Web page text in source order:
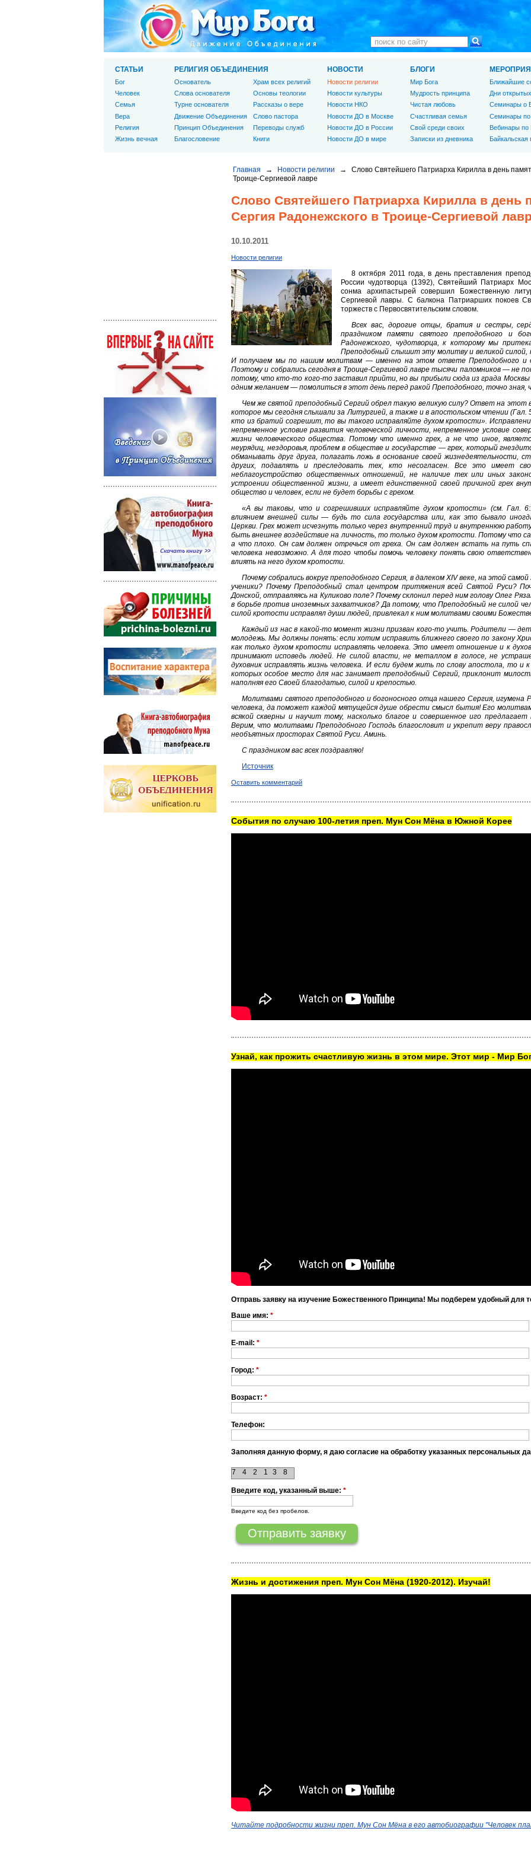
Главная → Новости религии →
Слово Святейшего Патриарха Кирилла в день
Троице-Сергиевой лавре
Слово Святейшего Патриарха Кирилла в день
Сергия Радонежского в Троице-Сергиевой
10.10.2011
Новости религии
8 октября 2011 года, в день преставления
России чудотворца (1392), Святейший Патриарх
сонма архипастырей совершил Божественную
Сергиевой лавры. С балкона Патриарших покоев
торжеств с Первосвятительским словом.
Всех вас, дорогие отцы, братия и сестры,
праздником памяти святого преподобного и
Радонежского, чудотворца, к которому мы
Преподобный слышит эту молитву и великой
И получаем мы по нашим молитвам — именно на этом ответе Преподобного и
Поэтому и собрались сегодня в Троице-Сергиевой лавре тысячи паломников — не
потому, что кто-то кого-то заставил прийти, но вы прибыли сюда из града Москвы
одним желанием — помолиться в этот день перед ракой Преподобного, точно
Чем же святой преподобный Сергий обрел такую великую силу? Ответ на этот
которое мы сегодня слышали за Литургией, а также и в апостольском чтении (Гал.
кто из братий согрешит, то вы такого исправляйте духом кротости».
непременное условие развития человеческой личности, непременное условие
жизни человеческого общества. Потому что именно грех, а не что иное,
неурядиц, нездоровья, проблем в обществе и государстве — грех, который
обманывать друг друга, полагать ложь в основание своей жизнедеятельности,
других, подавлять и преследовать тех, кто несогласен. Все это имеет
неблагоустройство общественных отношений, не наличие тех или иных
устроении общественной жизни, а имеет единственной своей причиной грех
общество и человек, если не будет борьбы с грехом.
«А вы таковы, что и согрешивших исправляйте духом кротости» (см. Гал.
влиянием внешней силы — будь то сила государства или, как это бывало
Церкви. Грех может исчезнуть только через внутренний труд и внутреннюю
быть внешнее воздействие на личность, то только духом кротости. Потому что
а что плохо. Он сам должен отречься от греха. Он сам должен встать на путь
человека невозможно. А для того чтобы помочь человеку понять свою
влиять на него духом кротости.
Почему собрались вокруг преподобного Сергия, в далеком XIV веке, на этой
ученики? Почему Преподобный стал центром притяжения всей Святой Руси?
Донской, отправляясь на Куликово поле? Почему склонил перед ним голову Олег
в борьбе против иноземных захватчиков? Да потому, что Преподобный не силой
силой кротости исправлял души людей, привлекал к ним молитвами своими
Каждый из нас в какой-то момент жизни призван кого-то учить. Родители —
молодежь. Мы должны понять: если хотим исправить ближнего своего по закону
как только духом кротости исправлять человека. Это имеет отношение и к
принимают исповедь людей. Не силой власти, не металлом в голосе, не
духовник исправлять жизнь человека. И если будем жить по слову апостола, то и
которых особое место для нас занимает преподобный Сергий, приклонит
наполняя его Своей благодатью, силой и крепостью.
Молитвами святого преподобного и богоносного отца нашего Сергия, игумена
человека, да поможет каждой мятущейся душе обрести смысл бытия! Его
всякой скверны и научит тому, насколько благое и совершенное иго
Верим, что молитвами Преподобного Господь благословит и укрепит веру
необъятных просторах Святой Руси. Аминь.
С праздником вас всех поздравляю!
Источник
Оставить комментарий
Cобытия по случаю 100-летия преп. Мун Сон Мёна в Южной Корее
Узнай, как прожить счастливую жизнь в этом мире. Этот мир - Мир
Отправь заявку на изучение Божественного Принципа! Мы подберем удобный для
Ваше имя: *
E-mail: *
Город: *
Возраст: *
Телефон:
Заполняя данную форму, я даю согласие на обработку указанных персональных
1
2
4
7 8
3
Введите код, указанный выше: *
Введите код без пробелов.
Жизнь и достижения преп. Мун Сон Мёна (1920-2012). Изучай!
Читайте подробности жизни преп. Мун Сон Мёна в его автобиографии "Человек
СТАТЬИ
Бог
Человек
Cемья
Вера
Религия
Жизнь вечная
РЕЛИГИЯ ОБЪЕДИНЕНИЯ
Основатель
Слова основателя
Турне основателя
Движение Объединения
Принцип Объединения
Благословение
Храм всех религий
Основы теологии
Рассказы о вере
Слово пастора
Переводы служб
Книги
НОВОСТИ
Новости религии
Новости культуры
Новости НКО
Новости ДО в Москве
Новости ДО в России
Новости ДО в мире
БЛОГИ
Мир Бога
Мудрость принципа
Чистая любовь
Счастливая семья
Свой среди своих
Записки из дневника
Ближайшие
Дни
Семинары о
Семинары
Вебинары по
Байкальская